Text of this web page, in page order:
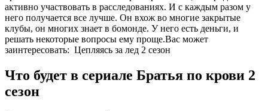
активно участвовать в расследованиях. И с каждым разом у
него получается все лучше. Он вхож во многие закрытые
клубы, он многих знает в бомонде. У него есть деньги, и
решать некоторые вопросы ему проще.Вас может
заинтересовать: Цепляясь за лед 2 сезон
Что будет в сериале Братья по крови 2
сезон